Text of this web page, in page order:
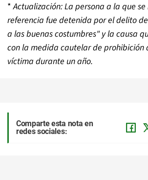
*Actualización:La persona a la que se
referencia fue detenida por el delito
a las buenas costumbres" y la causa
con la medida cautelar de prohibición
víctima durante un año.
Comparte esta nota en
redes sociales: